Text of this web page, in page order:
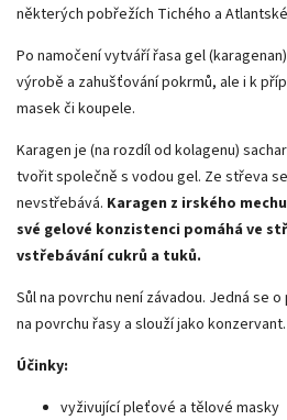
některých pobřežích Tichého a
Po namočení vytváří řasa gel
výrobě a zahušťování pokrmů, ale i k
masek či koupele.
Karagen je (na rozdíl od kolagenu)
tvořit společně s vodou gel. Ze střeva
nevstřebává. Karagen z irského
své gelové konzistenci pomáhá ve
vstřebávání cukrů a tuků.
Sůl na povrchu není závadou. Jedná se
na povrchu řasy a slouží jako konzervant.
Účinky:
vyživující pleťové a tělové masky